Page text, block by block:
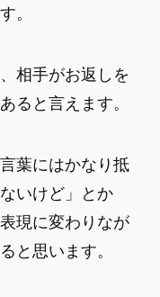
。
相手がお返しを
ると言えます。
葉にはかなり抵
いけど」とか
現に変わりなが
と思います。